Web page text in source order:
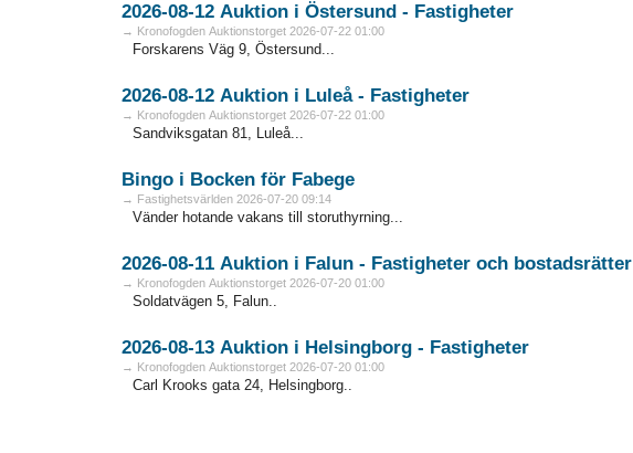
2026-08-12 Auktion i Östersund - Fastigheter
→ Kronofogden Auktionstorget 2026-07-22 01:00
Forskarens Väg 9, Östersund...
2026-08-12 Auktion i Luleå - Fastigheter
→ Kronofogden Auktionstorget 2026-07-22 01:00
Sandviksgatan 81, Luleå...
Bingo i Bocken för Fabege
→ Fastighetsvärlden 2026-07-20 09:14
Vänder hotande vakans till storuthyrning...
2026-08-11 Auktion i Falun - Fastigheter och bostadsrätter
→ Kronofogden Auktionstorget 2026-07-20 01:00
Soldatvägen 5, Falun..
2026-08-13 Auktion i Helsingborg - Fastigheter
→ Kronofogden Auktionstorget 2026-07-20 01:00
Carl Krooks gata 24, Helsingborg..